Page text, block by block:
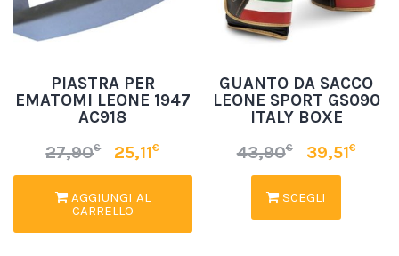
PIASTRA PER
EMATOMI LEONE 1947
AC918
27,90€ 25,11€
AGGIUNGI AL
CARRELLO
GUANTO DA SACCO
LEONE SPORT GS090
ITALY BOXE
43,90€ 39,51€
SCEGLI